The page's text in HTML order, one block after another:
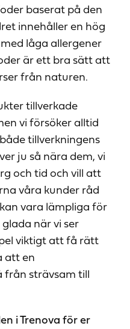
baserat på den
innehåller en hög
låga allergener
är ett bra sätt att
från naturen.
tillverkade
vi försöker alltid
tillverkningens
ju så nära dem, vi
och tid och vill att
våra kunder råd
vara lämpliga för
när vi ser
viktigt att få rätt
att en
från strävsam till
i Trenova för er